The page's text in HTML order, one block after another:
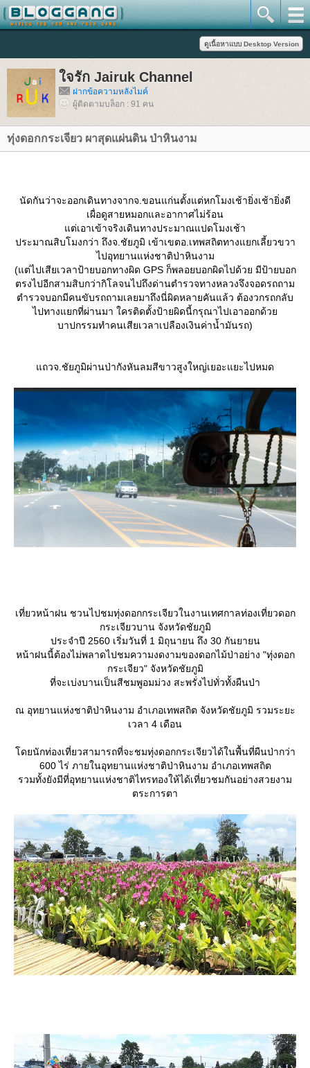
จรัก Jairuk Channel
ฝากข้อความหลังไมค์
ผู้ติดตามบล็อก : 91 คน
ทุ่งดอกกระเจียว ผาสุดแผ่นดิน ป่าหินงาม
นัดกันว่าจะออกเดินทางจากจ.ขอนแก่นตั้งแต่หกโมงเช้ายิ่งเช้ายิ่งดี
เผื่อดูสายหมอกและอากาศไม่ร้อน
ต่เอาเข้าจริงเดินทางประมาณแปดโมงเช้า
ประมาณสิบโมงกว่า ถึงจ.ชัยภูมิ เข้าเขตอ.เทพสถิตทางแยกเลี้ยวขวา
ไปอุทยานแห่งชาติป่าหินงาม
(แต่ไปเสียเวลาป้ายบอกทางผิด GPS ก็พลอยบอกผิดไปด้วย มีป้ายบอก
ตรงไปอีกสามสิบกว่ากิโลจนไปถึงด่านตำรวจทางหลวงจึงจอดรถถาม
ตำรวจบอกมีคนขับรถถามเลยมาถึงนี่ผิดหลายคันแล้ว ต้องวกรถกลับ
ไปทางแยกที่ผ่านมา ใครติดตั้งป้ายผิดนี้กรุณาไปเอาออกด้ว
บาปกรรมทำคนเสียเวลาเปลืองเงินค่าน้ำมันรถ)
ถวจ.ชัยภูมิผ่านป่ากังหันลมสีขาวสูงใหญ่เยอะแยะไปหมด
เที่ยวหน้าฝน ชวนไปชมทุ่งดอกกระเจียวในงานเทศกาลท่องเที่ยวดอก
กระเจียวบาน จังหวัดชัยภูมิ
ประจำปี 2560 เริ่มวันที่ 1 มิถุนายน ถึง 30 กันยายน
หน้าฝนนี้ต้องไม่พลาดไปชมความงดงามของดอกไม้ป่าอย่าง "ทุ่งดอก
กระเจียว" จังหวัดชัยภูมิ
ที่จะเบ่งบานเป็นสีชมพูอมม่วง สะพรั่งไปทั่วทั้งผืนป่า
ณ อุทยานแห่งชาติป่าหินงาม อำเภอเทพสถิต จังหวัดชัยภูมิ รวมระยะ
เวลา 4 เดือน
ดยนักท่องเที่ยวสามารถที่จะชมทุ่งดอกกระเจียวได้ในพื้นที่ผืนป่ากว่า
600 ไร่ ภายในอุทยานแห่งชาติป่าหินงาม อำเภอเทพสถิต
รวมทั้งยังมีที่อุทยานแห่งชาติไทรทองให้ได้เที่ยวชมกันอย่างสวยงาม
ตระการตา